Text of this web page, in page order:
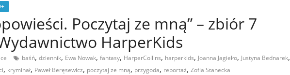
Poczytaj ze mną” – zbiór 7
HarperKids
baśń, dziennik, Ewa Nowak, fantasy, HarperCollins, harperkids, Joanna Jagiełło, Justyna Bednarek,
, kryminał, Paweł Beręsewicz, poczytaj ze mną, przygoda, reportaż, Zofia Stanecka